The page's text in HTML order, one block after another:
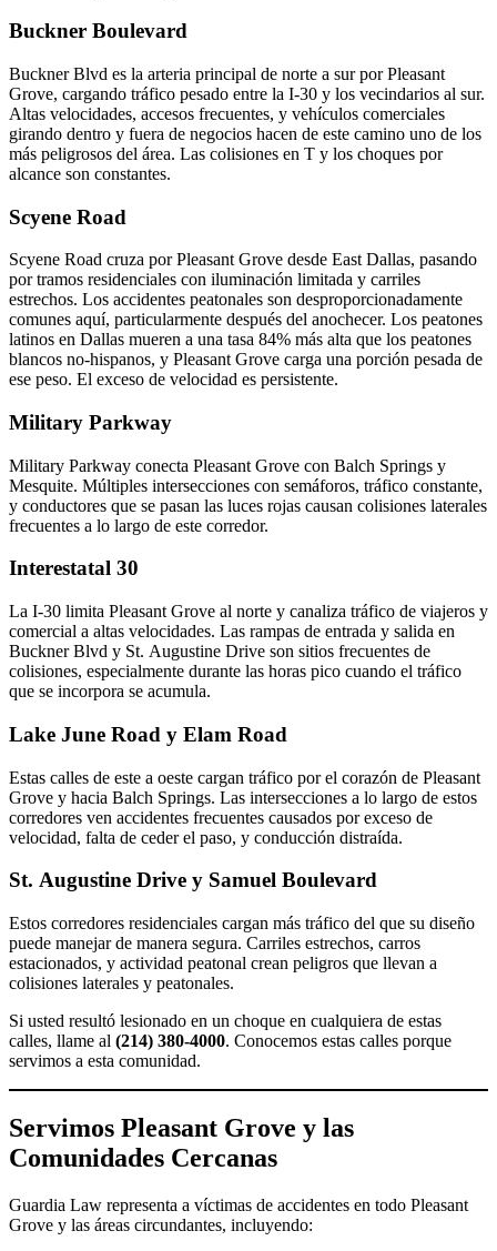
Buckner Boulevard
Buckner Blvd es la arteria principal de norte a sur por Pleasant
Grove, cargando tráfico pesado entre la I-30 y los vecindarios al sur.
Altas velocidades, accesos frecuentes, y vehículos comerciales
girando dentro y fuera de negocios hacen de este camino uno de los
más peligrosos del área. Las colisiones en T y los choques por
alcance son constantes.
Scyene Road
Scyene Road cruza por Pleasant Grove desde East Dallas, pasando
por tramos residenciales con iluminación limitada y carriles
estrechos. Los accidentes peatonales son desproporcionadamente
comunes aquí, particularmente después del anochecer. Los peatones
latinos en Dallas mueren a una tasa 84% más alta que los peatones
blancos no-hispanos, y Pleasant Grove carga una porción pesada de
ese peso. El exceso de velocidad es persistente.
Military Parkway
Military Parkway conecta Pleasant Grove con Balch Springs y
Mesquite. Múltiples intersecciones con semáforos, tráfico constante,
y conductores que se pasan las luces rojas causan colisiones laterales
frecuentes a lo largo de este corredor.
Interestatal 30
La I-30 limita Pleasant Grove al norte y canaliza tráfico de viajeros y
comercial a altas velocidades. Las rampas de entrada y salida en
Buckner Blvd y St. Augustine Drive son sitios frecuentes de
colisiones, especialmente durante las horas pico cuando el tráfico
que se incorpora se acumula.
Lake June Road y Elam Road
Estas calles de este a oeste cargan tráfico por el corazón de Pleasant
Grove y hacia Balch Springs. Las intersecciones a lo largo de estos
corredores ven accidentes frecuentes causados por exceso de
velocidad, falta de ceder el paso, y conducción distraída.
St. Augustine Drive y Samuel Boulevard
Estos corredores residenciales cargan más tráfico del que su diseño
puede manejar de manera segura. Carriles estrechos, carros
estacionados, y actividad peatonal crean peligros que llevan a
colisiones laterales y peatonales.
Si usted resultó lesionado en un choque en cualquiera de estas
calles, llame al (214) 380-4000. Conocemos estas calles porque
servimos a esta comunidad.
Servimos Pleasant Grove y las
Comunidades Cercanas
Guardia Law representa a víctimas de accidentes en todo Pleasant
Grove y las áreas circundantes, incluyendo: